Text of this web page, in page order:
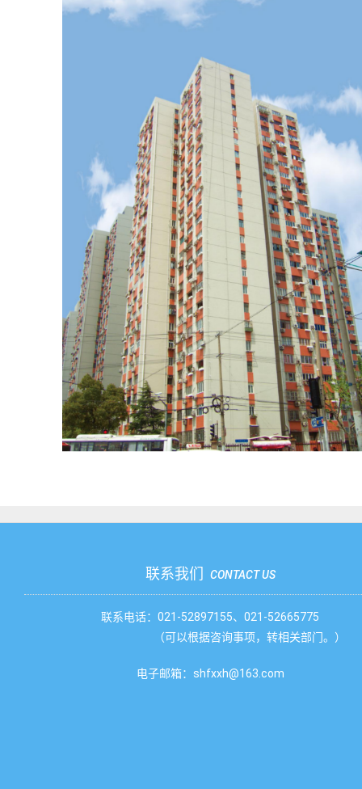
联系我们 CONTACT US
联系电话：021-52897155、021-52665775
（可以根据咨询事项，转相关部门。）
电子邮箱：shfxxh@163.com